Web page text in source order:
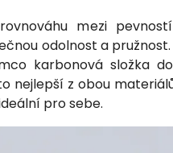
mezi
odolnost a
karbonová složka
nejlepší z obou
pro sebe.